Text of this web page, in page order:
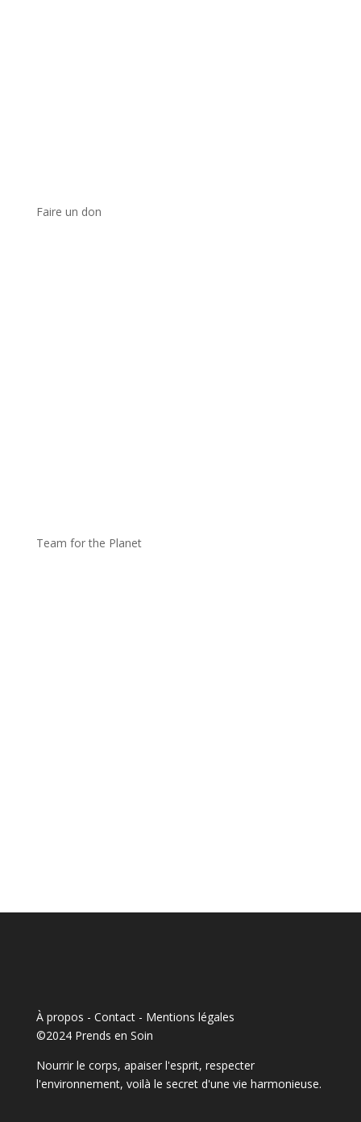
Faire un don
Team for the Planet
À propos - Contact- Mentions légales
©2024 Prends en Soin
Nourrir le corps, apaiser l'esprit, respecter
l'environnement, voilà le secret d'une vie harmonieuse.